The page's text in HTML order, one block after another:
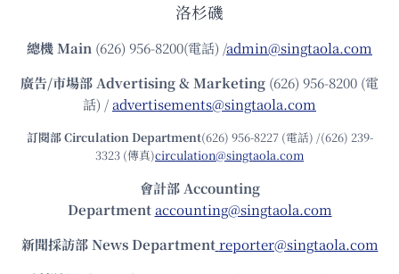
洛杉磯
總機Main (626) 956-8200(電話) /admin@singtaola.com
廣告/市場部Advertising & Marketing (626) 956-8200 (電
話) /advertisements@singtaola.com
訂閱部 Circulation Department(626) 956-8227 (電話) /(626) 239-
3323 (傳真)circulation@singtaola.com
會計部 Accounting
Department accounting@singtaola.com
新聞採訪部 News Department reporter@singtaola.com